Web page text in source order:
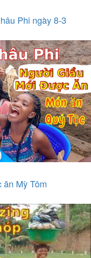
Phi ngày 8-3
Mỳ Tôm